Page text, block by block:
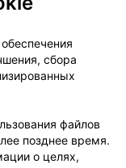
В корзину
сбора
файлов
позднее время.
о целях,